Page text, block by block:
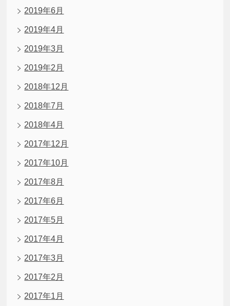
2019年6月
2019年4月
2019年3月
2019年2月
2018年12月
2018年7月
2018年4月
2017年12月
2017年10月
2017年8月
2017年6月
2017年5月
2017年4月
2017年3月
2017年2月
2017年1月